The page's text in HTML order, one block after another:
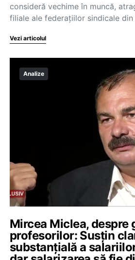
consideră vechime în muncă,
filiale ale federațiilor sindicale
Vezi articolul
Analize
Mircea Miclea, despre
profesorilor: Susțin
substanțială a